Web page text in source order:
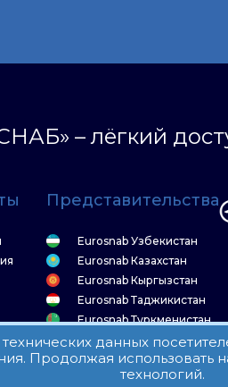
– лёгкий
Представительства
Eurosnab Узбекистан
Eurosnab Казахстан
Eurosnab Кыргызстан
Eurosnab Таджикистан
Eurosnab Туркменистан
данных
Продолжая
технологий.